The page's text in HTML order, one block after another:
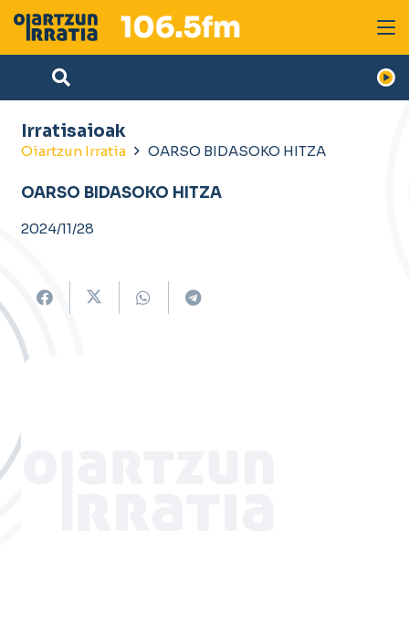
Irratisaioak
Oiartzun Irratia OARSO BIDASOKO HITZA
OARSO BIDASOKO HITZA
2024/11/28